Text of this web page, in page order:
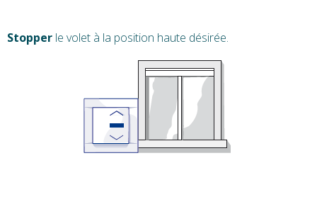
Stopper le volet à la position haute désirée.